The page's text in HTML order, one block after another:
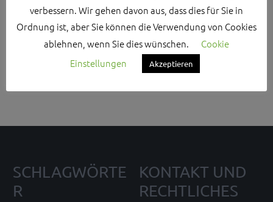
Search Sidebar Widget Area
Please login and add some widgets to this widget area.
SCHLAGWÖRTE
R
KONTAKT UND
RECHTLICHES
verbessern. Wir gehen davon aus, dass dies für Sie in
Ordnung ist, aber Sie können die Verwendung von Cookies
ablehnen, wenn Sie dies wünschen.
Cookie
Einstellungen
Akzeptieren